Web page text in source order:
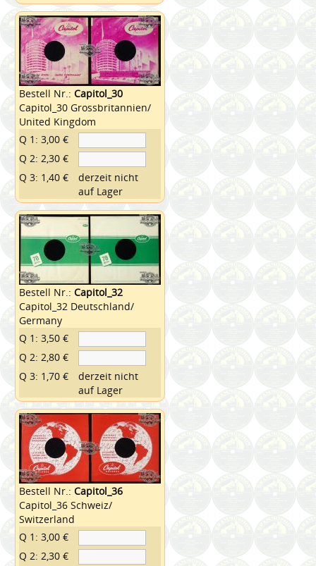
Bestell Nr.:Capitol_30
Capitol_30 Grossbritannien/
United Kingdom
Q 1: 3,00 €
Q 2: 2,30 €
Q 3: 1,40 €
derzeit nicht
auf Lager
Bestell Nr.:Capitol_32
Capitol_32 Deutschland/
Germany
Q 1: 3,50 €
Q 2: 2,80 €
Q 3: 1,70 €
derzeit nicht
auf Lager
Bestell Nr.:Capitol_36
Capitol_36 Schweiz/
Switzerland
Q 1: 3,00 €
Q 2: 2,30 €